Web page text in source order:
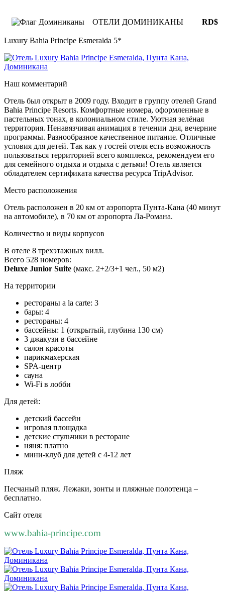
ОТЕЛИ ДОМИНИКАНЫ RD$
Luxury Bahia Principe Esmeralda 5*
Наш комментарий
Отель был открыт в 2009 году. Входит в группу отелей Grand
Bahia Principe Resorts. Комфортные номера, оформленные в
пастельных тонах, в колониальном стиле. Уютная зелёная
территория. Ненавязчивая анимация в течении дня, вечерние
программы. Разнообразное качественное питание. Отличные
условия для детей. Так как у гостей отеля есть возможность
пользоваться территорией всего комплекса, рекомендуем его
для семейного отдыха и отдыха с детьми! Отель является
обладателем сертификата качества ресурса TripAdvisor.
Место расположения
Отель расположен в 20 км от аэропорта Пунта-Кана (40 минут
на автомобиле), в 70 км от аэропорта Ла-Романа.
Количество и виды корпусов
В отеле 8 трехэтажных вилл.
Всего 528 номеров:
Deluxe Junior Suite (макс. 2+2/3+1 чел., 50 м2)
На территории
рестораны a la carte: 3
бары: 4
рестораны: 4
бассейны: 1 (открытый, глубина 130 см)
3 джакузи в бассейне
салон красоты
парикмахерская
SPA-центр
сауна
Wi-Fi в лобби
Для детей:
детский бассейн
игровая площадка
детские стульчики в ресторане
няня: платно
мини-клуб для детей с 4-12 лет
Пляж
Песчаный пляж. Лежаки, зонты и пляжные полотенца –
бесплатно.
Сайт отеля
www.bahia-principe.com